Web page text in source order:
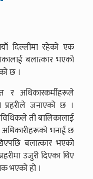
दिल्लीमा रहेको एक
बलात्कार भएको
छ ।
अधिकारकर्मीहरूले
प्रहरीले जनाएको छ ।
ती बालिकालाई
अधिकारीहरूको भनाई छ
बलात्कार भएको
उजुरी दिएका थिए
भएको हो ।